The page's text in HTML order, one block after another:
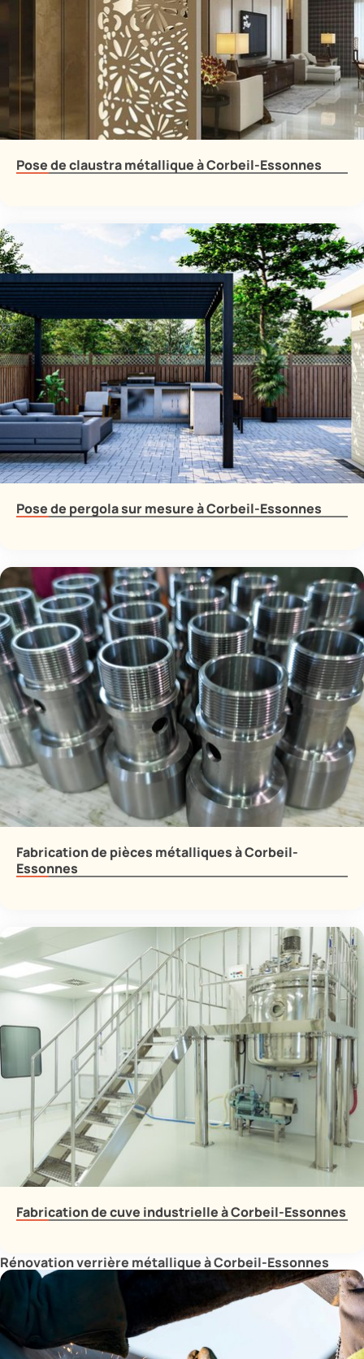
Pose de claustra métallique à Corbeil-Essonnes
Pose de pergola sur mesure à Corbeil-Essonnes
Fabrication de pièces métalliques à Corbeil-
Essonnes
Fabrication de cuve industrielle à Corbeil-Essonnes
Rénovation verrière métallique à Corbeil-Essonnes